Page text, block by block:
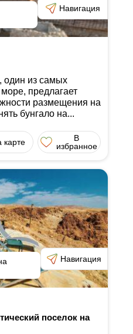
Навигация
из самых
предлагает
размещения на
бунгало на...
карте
В
избранное
Навигация
поселок на